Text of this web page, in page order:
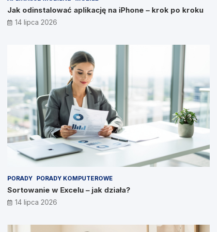
Jak odinstalować aplikację na iPhone – krok po kroku
14 lipca 2026
PORADY PORADY KOMPUTEROWE
Sortowanie w Excelu – jak działa?
14 lipca 2026